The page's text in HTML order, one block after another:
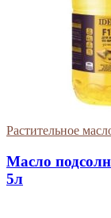
Растительное
Масло
5л